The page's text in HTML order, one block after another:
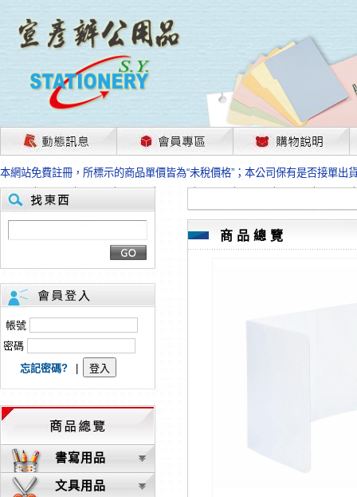
茲因國際情勢變化石油及塑化原物料波動漲幅甚大，部份上游供應商已採取
本網站免費註冊，所標示的商品單價皆為“未稅價格”；本公司保有是否接單出
HP、EPSON、CANON原廠耗材價格浮動，下單前請先跟客服人員確認最新
本網站免費註冊，所標示的商品單價皆為“未稅價格”；本公司保有是否接單出
匯款客戶請注意！因商品繁複來不及發現短缺，遂待客服人員跟您確認訂單
本網站免費註冊，所標示的商品單價皆為“未稅價格”；本公司保有是否接單出
茲因國際情勢變化石油及塑化原物料波動漲幅甚大，部份上游供應商已採取
本網站免費註冊，所標示的商品單價皆為“未稅價格”；本公司保有是否接單出
HP、EPSON、CANON原廠耗材價格浮動，下單前請先跟客服人員確認最新
本網站免費註冊，所標示的商品單價皆為“未稅價格”；本公司保有是否接單出
匯款客戶請注意！因商品繁複來不及發現短缺，遂待客服人員跟您確認訂單
本網站免費註冊，所標示的商品單價皆為“未稅價格”；本公司保有是否接單出
帳號
密碼
忘記密碼?
書寫用品
文具用品
商品總覽